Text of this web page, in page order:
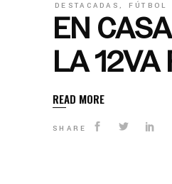
DESTACADAS, FÚTBOL
EN
LA 12VA
READ MORE
SHARE